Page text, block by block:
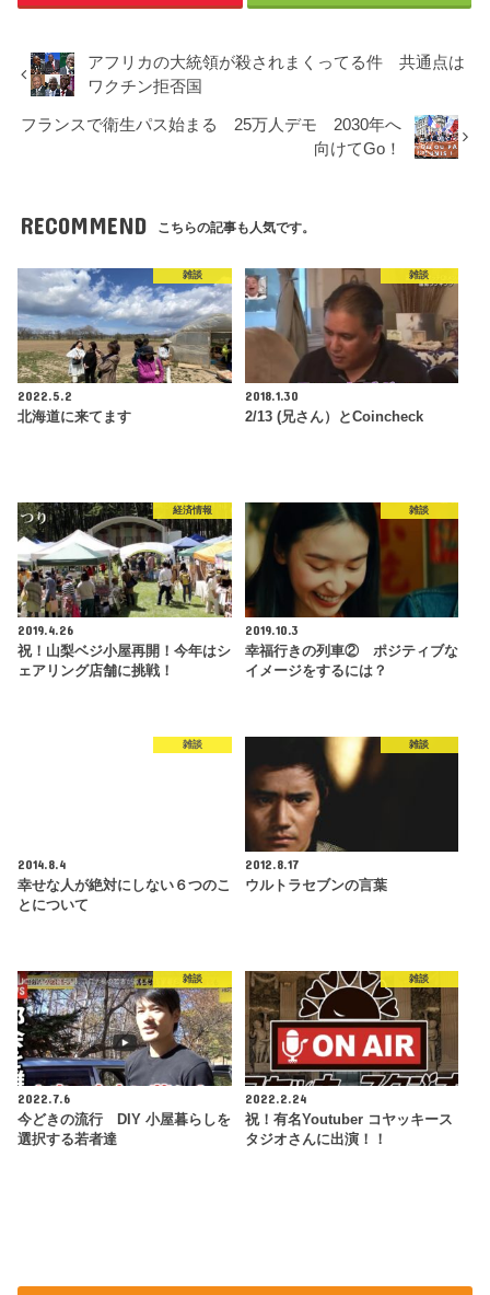
アフリカの大統領が殺されまくってる件 共通点は
ワクチン拒否国
フランスで衛生パス始まる 25万人デモ 2030年へ
向けてGo！
RECOMMEND こちらの記事も人気です。
雑談
2022.5.2
北海道に来てます
雑談
2018.1.30
2/13 (兄さん）とCoincheck
経済情報
2019.4.26
祝！山梨ベジ小屋再開！今年はシ
ェアリング店舗に挑戦！
雑談
2019.10.3
幸福行きの列車② ポジティブな
イメージをするには？
雑談
2014.8.4
幸せな人が絶対にしない６つのこ
とについて
雑談
2012.8.17
ウルトラセブンの言葉
雑談
2022.7.6
今どきの流行 DIY 小屋暮らしを
選択する若者達
雑談
2022.2.24
祝！有名Youtuber コヤッキース
タジオさんに出演！！